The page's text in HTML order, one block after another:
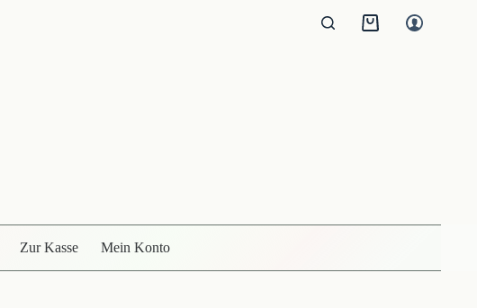
Warenkorb
Zur Kasse Mein Konto